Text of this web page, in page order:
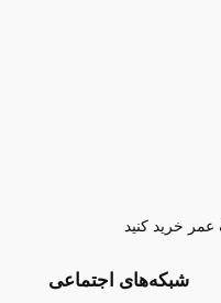
خرید کنید
شبکه‌های اجتماعی